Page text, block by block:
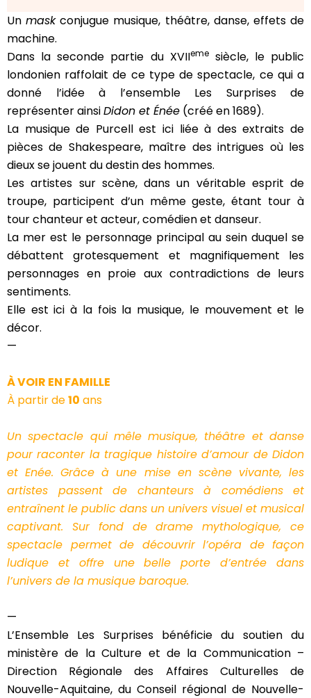
Unmaskconjugue musique, théâtre, danse, effets de
machine.
Dans la seconde partie du XVIIemesiècle, le public
londonien raffolait de ce type de spectacle, ce qui a
donné l’idée à l’ensemble Les Surprises de
représenter ainsiDidon et Énée (créé en 1689).
La musique de Purcell est ici liée à des extraits de
pièces de Shakespeare, maître des intrigues où les
dieux se jouent du destin des hommes.
Les artistes sur scène, dans un véritable esprit de
troupe, participent d’un même geste, étant tour à
tour chanteur et acteur, comédien et danseur.
La mer est le personnage principal au sein duquel se
débattent grotesquement et magnifiquement les
personnages en proie aux contradictions de leurs
sentiments.
Elle est ici à la fois la musique, le mouvement et le
décor.
—
À VOIR EN FAMILLE
À partir de10 ans
Un spectacle qui mêle musique, théâtre et danse
pour raconter la tragique histoire d’amour de Didon
et Enée. Grâce à une mise en scène vivante, les
artistes passent de chanteurs à comédiens et
entraînent le public dans un univers visuel et musical
captivant. Sur fond de drame mythologique, ce
spectacle permet de découvrir l’opéra de façon
ludique et offre une belle porte d’entrée dans
l’univers de la musique baroque.
—
L’Ensemble Les Surprises bénéficie du soutien du
ministère de la Culture et de la Communication –
Direction Régionale des Affaires Culturelles de
Nouvelle-Aquitaine, du Conseil régional de Nouvelle-